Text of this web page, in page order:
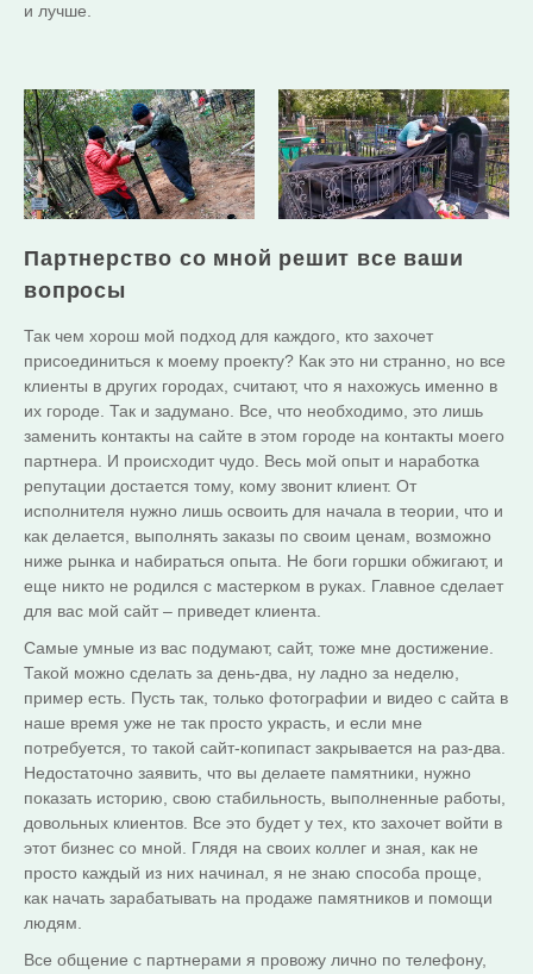
и лучше.
Партнерство со мной решит все ваши
вопросы
Так чем хорош мой подход для каждого, кто захочет
присоединиться к моему проекту? Как это ни странно, но все
клиенты в других городах, считают, что я нахожусь именно в
их городе. Так и задумано. Все, что необходимо, это лишь
заменить контакты на сайте в этом городе на контакты моего
партнера. И происходит чудо. Весь мой опыт и наработка
репутации достается тому, кому звонит клиент. От
исполнителя нужно лишь освоить для начала в теории, что и
как делается, выполнять заказы по своим ценам, возможно
ниже рынка и набираться опыта. Не боги горшки обжигают, и
еще никто не родился с мастерком в руках. Главное сделает
для вас мой сайт – приведет клиента.
Самые умные из вас подумают, сайт, тоже мне достижение.
Такой можно сделать за день-два, ну ладно за неделю,
пример есть. Пусть так, только фотографии и видео с сайта в
наше время уже не так просто украсть, и если мне
потребуется, то такой сайт-копипаст закрывается на раз-два.
Недостаточно заявить, что вы делаете памятники, нужно
показать историю, свою стабильность, выполненные работы,
довольных клиентов. Все это будет у тех, кто захочет войти в
этот бизнес со мной. Глядя на своих коллег и зная, как не
просто каждый из них начинал, я не знаю способа проще,
как начать зарабатывать на продаже памятников и помощи
людям.
Все общение с партнерами я провожу лично по телефону,